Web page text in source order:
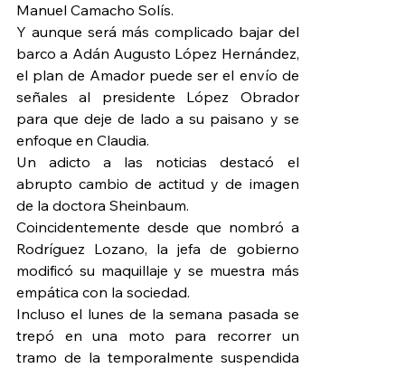
Manuel Camacho Solís.
Y aunque será más complicado bajar del
barco a Adán Augusto López Hernández,
el plan de Amador puede ser el envío de
señales al presidente López Obrador
para que deje de lado a su paisano y se
enfoque en Claudia.
Un adicto a las noticias destacó el
abrupto cambio de actitud y de imagen
de la doctora Sheinbaum.
Coincidentemente desde que nombró a
Rodríguez Lozano, la jefa de gobierno
modificó su maquillaje y se muestra más
empática con la sociedad.
Incluso el lunes de la semana pasada se
trepó en una moto para recorrer un
tramo de la temporalmente suspendida